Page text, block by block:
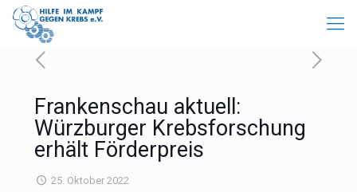
Frankenschau aktuell:
Würzburger Krebsforschung
erhält Förderpreis
25. Oktober 2022